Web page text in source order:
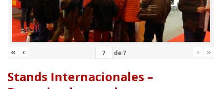
« ‹ de7 › »
Stands Internacionales –